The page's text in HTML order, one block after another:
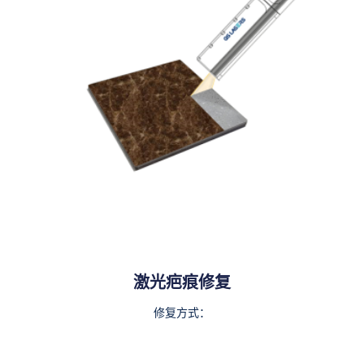
激光疤痕修复
修复方式：